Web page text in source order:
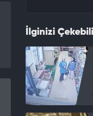
İlginizi